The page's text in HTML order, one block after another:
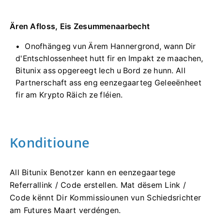
Ären Afloss, Eis Zesummenaarbecht
Onofhängeg vun Ärem Hannergrond, wann Dir
d'Entschlossenheet hutt fir en Impakt ze maachen,
Bitunix ass opgereegt Iech u Bord ze hunn.All
Partnerschaft ass eng eenzegaarteg Geleeënheet
fir am Krypto Räich ze fléien.
Konditioune
All Bitunix Benotzer kann en eenzegaartege
Referrallink / Code erstellen. Mat dësem Link /
Code kënnt Dir Kommissiounen vun Schiedsrichter
am Futures Maart verdéngen.